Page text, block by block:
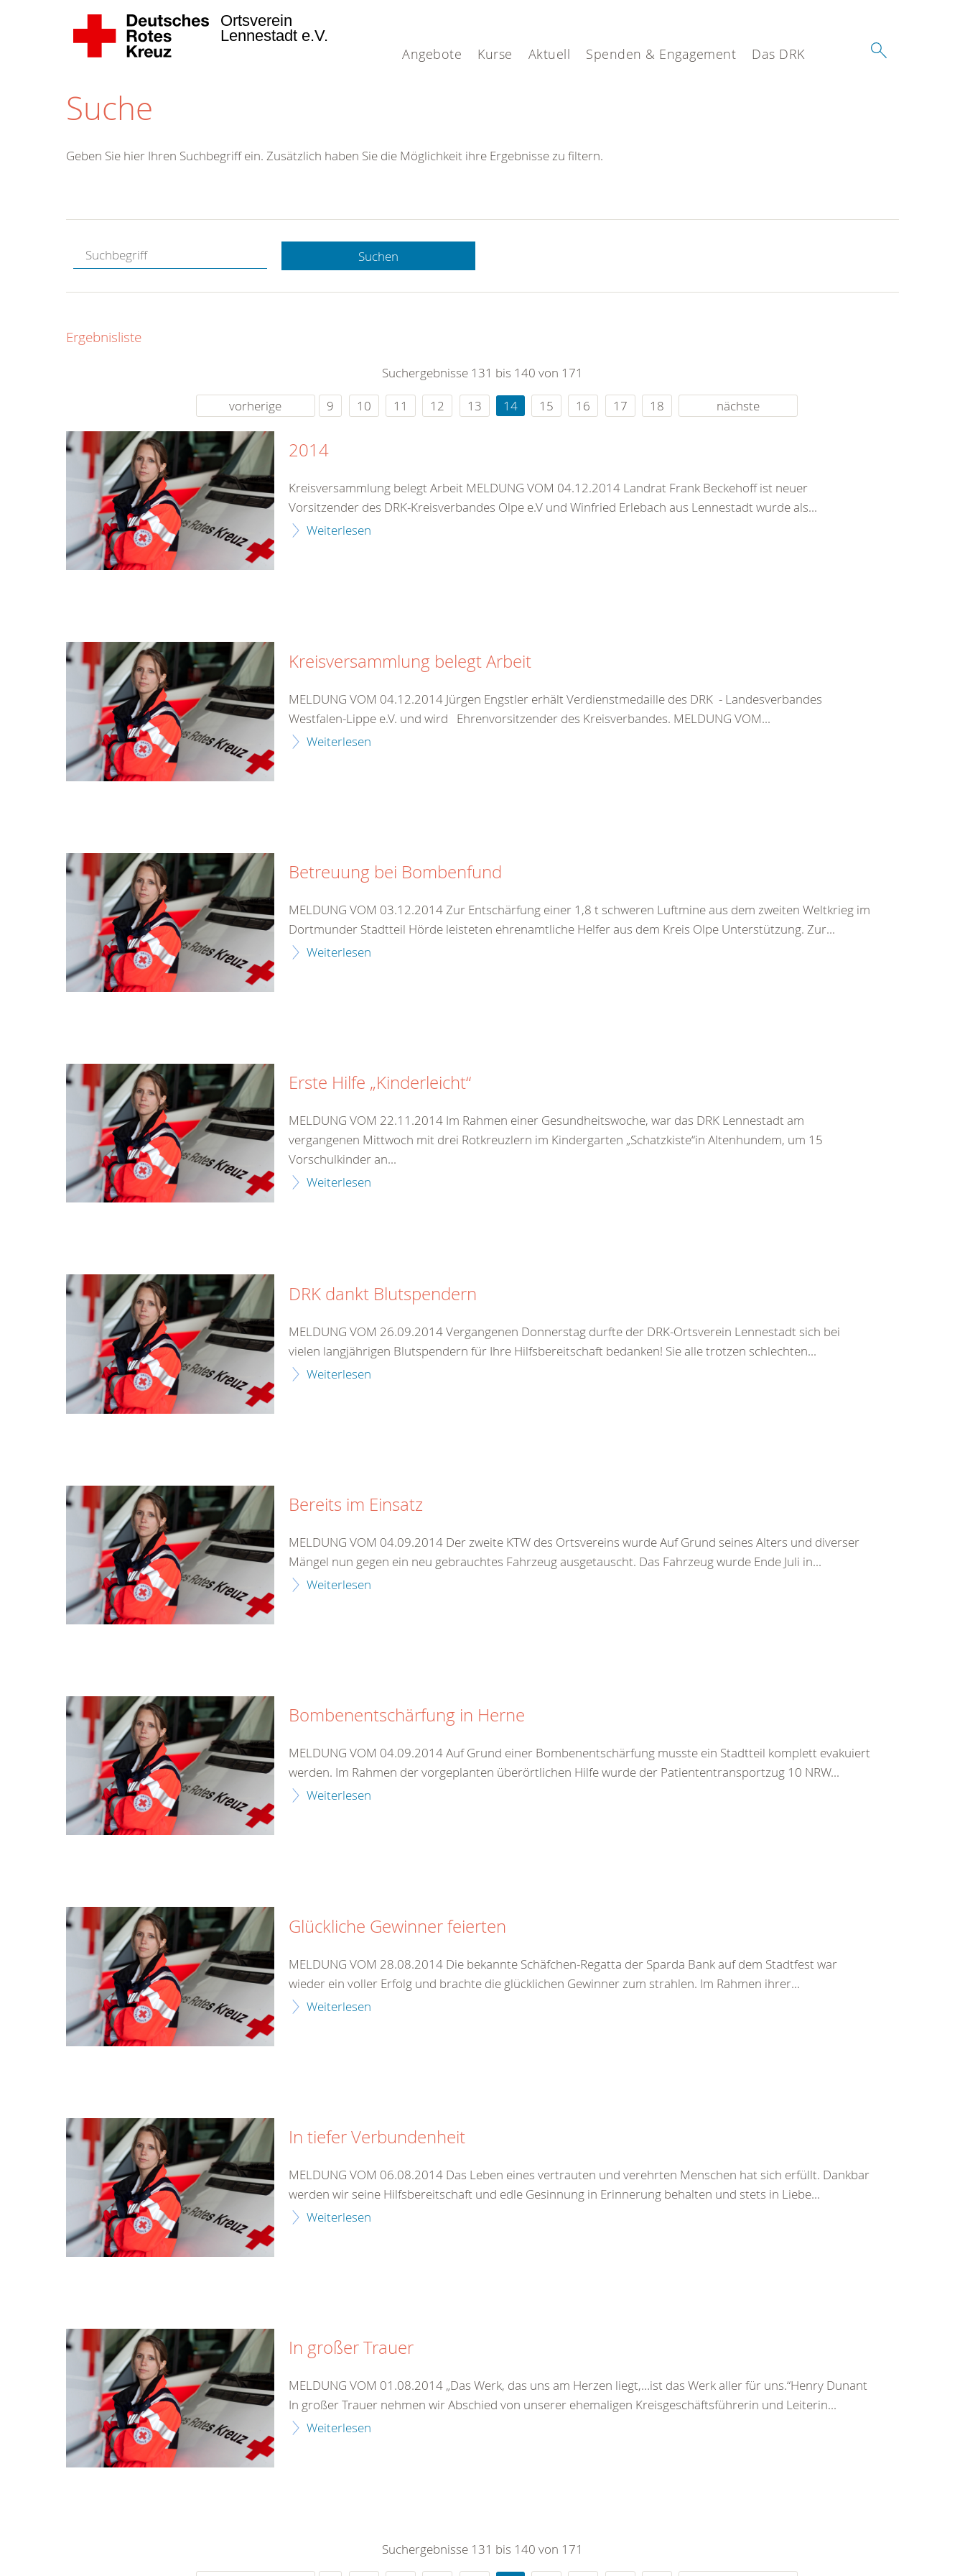
Angebote Kurse Aktuell Spenden & Engagement Das DRK
Ortsverein
Lennestadt e.V.
Suche
Hotline.
gerne.
rund um die Uhr
Geben Sie hier Ihren Suchbegriff ein. Zusätzlich haben Sie die Möglichkeit ihre Ergebnisse zu filtern.
Suchen
Ergebnisliste
Suchergebnisse 131 bis 140 von 171
vorherige
9 10 11 12 13 14 15 16 17 18 nächste
2014
Kreisversammlung belegt Arbeit MELDUNG VOM 04.12.2014 Landrat Frank Beckehoff ist neuer
Vorsitzender des DRK-Kreisverbandes Olpe e.V und Winfried Erlebach aus Lennestadt wurde als...
Weiterlesen
Kreisversammlung belegt Arbeit
MELDUNG VOM 04.12.2014 Jürgen Engstler erhält Verdienstmedaille des DRK - Landesverbandes
Westfalen-Lippe e.V. und wird Ehrenvorsitzender des Kreisverbandes. MELDUNG VOM...
Weiterlesen
Betreuung bei Bombenfund
MELDUNG VOM 03.12.2014 Zur Entschärfung einer 1,8 t schweren Luftmine aus dem zweiten Weltkrieg im
Dortmunder Stadtteil Hörde leisteten ehrenamtliche Helfer aus dem Kreis Olpe Unterstützung. Zur...
Weiterlesen
Erste Hilfe „Kinderleicht“
MELDUNG VOM 22.11.2014 Im Rahmen einer Gesundheitswoche, war das DRK Lennestadt am
vergangenen Mittwoch mit drei Rotkreuzlern im Kindergarten „Schatzkiste“in Altenhundem, um 15
Vorschulkinder an...
Weiterlesen
DRK dankt Blutspendern
MELDUNG VOM 26.09.2014 Vergangenen Donnerstag durfte der DRK-Ortsverein Lennestadt sich bei
vielen langjährigen Blutspendern für Ihre Hilfsbereitschaft bedanken! Sie alle trotzen schlechten...
Weiterlesen
Bereits im Einsatz
MELDUNG VOM 04.09.2014 Der zweite KTW des Ortsvereins wurde Auf Grund seines Alters und diverser
Mängel nun gegen ein neu gebrauchtes Fahrzeug ausgetauscht. Das Fahrzeug wurde Ende Juli in...
Weiterlesen
Bombenentschärfung in Herne
MELDUNG VOM 04.09.2014 Auf Grund einer Bombenentschärfung musste ein Stadtteil komplett evakuiert
werden. Im Rahmen der vorgeplanten überörtlichen Hilfe wurde der Patiententransportzug 10 NRW...
Weiterlesen
Glückliche Gewinner feierten
MELDUNG VOM 28.08.2014 Die bekannte Schäfchen-Regatta der Sparda Bank auf dem Stadtfest war
wieder ein voller Erfolg und brachte die glücklichen Gewinner zum strahlen. Im Rahmen ihrer...
Weiterlesen
In tiefer Verbundenheit
MELDUNG VOM 06.08.2014 Das Leben eines vertrauten und verehrten Menschen hat sich erfüllt. Dankbar
werden wir seine Hilfsbereitschaft und edle Gesinnung in Erinnerung behalten und stets in Liebe...
Weiterlesen
In großer Trauer
MELDUNG VOM 01.08.2014 „Das Werk, das uns am Herzen liegt,…ist das Werk aller für uns.“Henry Dunant
In großer Trauer nehmen wir Abschied von unserer ehemaligen Kreisgeschäftsführerin und Leiterin...
Weiterlesen
Suchergebnisse 131 bis 140 von 171